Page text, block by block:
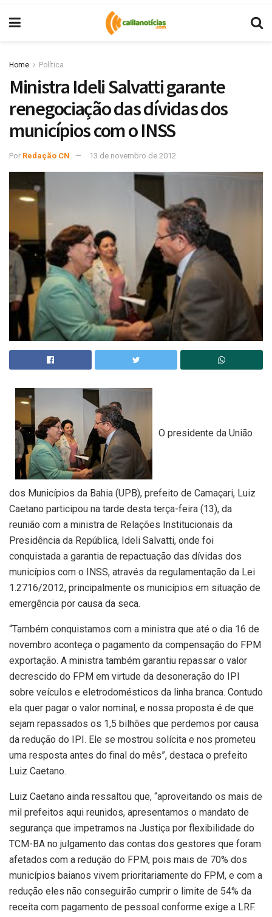
Home Política
Ministra Ideli Salvatti garante
renegociação das dívidas dos
municípios com o INSS
Por Redação CN 13 de novembro de 2012
O presidente da União
dos Municípios da Bahia (UPB), prefeito de Camaçari, Luiz
Caetano participou na tarde desta terça-feira (13), da
reunião com a ministra de Relações Institucionais da
Presidência da República, Ideli Salvatti, onde foi
conquistada a garantia de repactuação das dívidas dos
municípios com o INSS, através da regulamentação da Lei
1.2716/2012, principalmente os municípios em situação de
emergência por causa da seca.
“Também conquistamos com a ministra que até o dia 16 de
novembro aconteça o pagamento da compensação do FPM
exportação. A ministra também garantiu repassar o valor
decrescido do FPM em virtude da desoneração do IPI
sobre veículos e eletrodomésticos da linha branca. Contudo
ela quer pagar o valor nominal, e nossa proposta é de que
sejam repassados os 1,5 bilhões que perdemos por causa
da redução do IPI. Ele se mostrou solícita e nos prometeu
uma resposta antes do final do mês”, destaca o prefeito
Luiz Caetano.
Luiz Caetano ainda ressaltou que, “aproveitando os mais de
mil prefeitos aqui reunidos, apresentamos o mandato de
segurança que impetramos na Justiça por flexibilidade do
TCM-BA no julgamento das contas dos gestores que foram
afetados com a redução do FPM, pois mais de 70% dos
municípios baianos vivem prioritariamente do FPM, e com a
redução eles não conseguirão cumprir o limite de 54% da
receita com pagamento de pessoal conforme exige a LRF.